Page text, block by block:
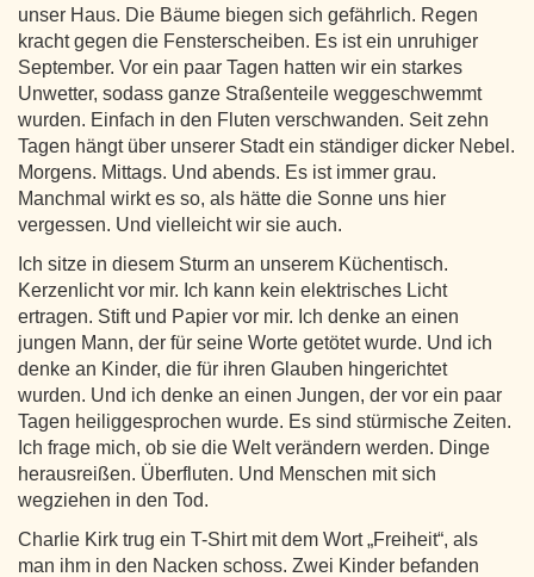
unser Haus. Die Bäume biegen sich gefährlich. Regen
kracht gegen die Fensterscheiben. Es ist ein unruhiger
September. Vor ein paar Tagen hatten wir ein starkes
Unwetter, sodass ganze Straßenteile weggeschwemmt
wurden. Einfach in den Fluten verschwanden. Seit zehn
Tagen hängt über unserer Stadt ein ständiger dicker Nebel.
Morgens. Mittags. Und abends. Es ist immer grau.
Manchmal wirkt es so, als hätte die Sonne uns hier
vergessen. Und vielleicht wir sie auch.
Ich sitze in diesem Sturm an unserem Küchentisch.
Kerzenlicht vor mir. Ich kann kein elektrisches Licht
ertragen. Stift und Papier vor mir. Ich denke an einen
jungen Mann, der für seine Worte getötet wurde. Und ich
denke an Kinder, die für ihren Glauben hingerichtet
wurden. Und ich denke an einen Jungen, der vor ein paar
Tagen heiliggesprochen wurde. Es sind stürmische Zeiten.
Ich frage mich, ob sie die Welt verändern werden. Dinge
herausreißen. Überfluten. Und Menschen mit sich
wegziehen in den Tod.
Charlie Kirk trug ein T-Shirt mit dem Wort „Freiheit“, als
man ihm in den Nacken schoss. Zwei Kinder befanden